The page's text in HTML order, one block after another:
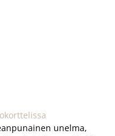
unelma,